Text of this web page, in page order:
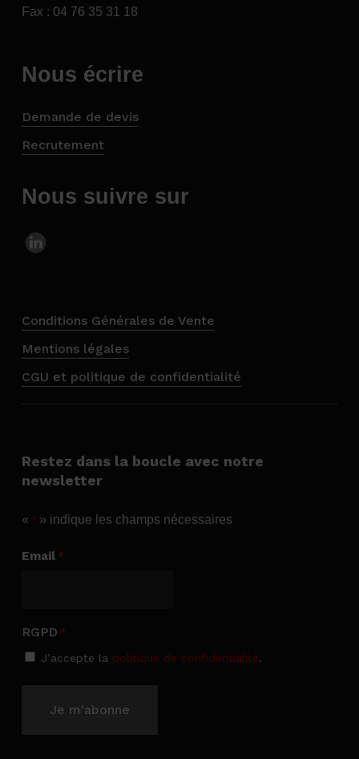
Fax : 04 76 35 31 18
Nous écrire
Demande de devis
Recrutement
Nous suivre sur
Conditions Générales de Vente
Mentions légales
CGU et politique de confidentialité
Restez dans la boucle avec notre
newsletter
« * » indique les champs nécessaires
Email *
RGPD *
J’accepte la politique de confidentialité.